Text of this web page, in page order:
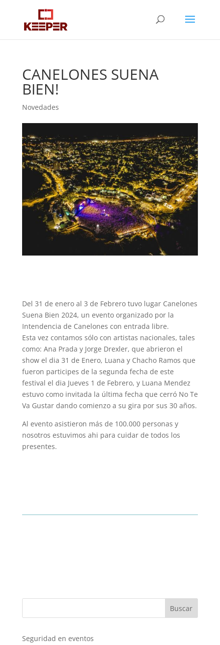
CANELONES SUENA
BIEN!
Novedades
Del 31 de enero al 3 de Febrero tuvo lugar Canelones
Suena Bien 2024, un evento organizado por la
Intendencia de Canelones con entrada libre.
Esta vez contamos sólo con artistas nacionales, tales
como: Ana Prada y Jorge Drexler, que abrieron el
show el dia 31 de Enero, Luana y Chacho Ramos que
fueron participes de la segunda fecha de este
festival el dia Jueves 1 de Febrero, y Luana Mendez
estuvo como invitada la última fecha que cerró No Te
Va Gustar dando comienzo a su gira por sus 30 años.
Al evento asistieron más de 100.000 personas y
nosotros estuvimos ahi para cuidar de todos los
presentes.
Buscar
Seguridad en eventos